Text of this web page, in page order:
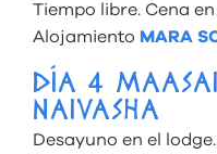
Tiempo libre. Cena
Alojamiento MARA
DÍA 4
NAIVASHA
Desayuno en el